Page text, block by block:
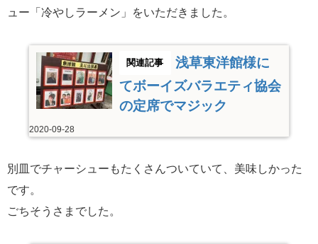
ュー「冷やしラーメン」をいただきました。
浅草東洋館様に
てボーイズバラエティ協会
の定席でマジック
2020-09-28
別皿でチャーシューもたくさんついていて、美味しかった
です。
ごちそうさまでした。